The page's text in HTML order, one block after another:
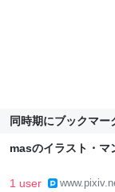
同時期にブックマー
masのイラスト・マ
1 user